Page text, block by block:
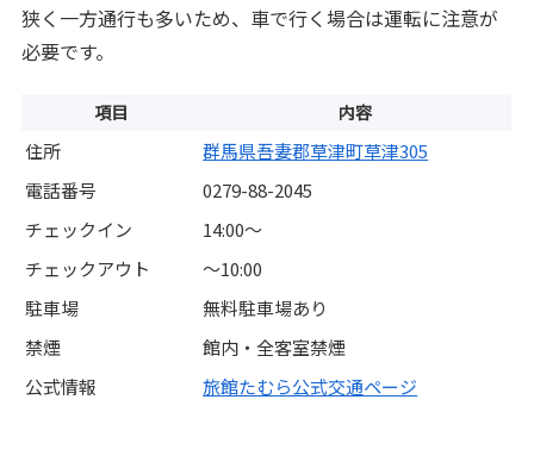
狭く一方通行も多いため、車で行く場合は運転に注意が
必要です。
項目 内容
住所
群馬県吾妻郡草津町草津305
電話番号
0279-88-2045
チェックイン
14:00～
チェックアウト
～10:00
駐車場
無料駐車場あり
禁煙
館内・全客室禁煙
公式情報
旅館たむら公式交通ページ